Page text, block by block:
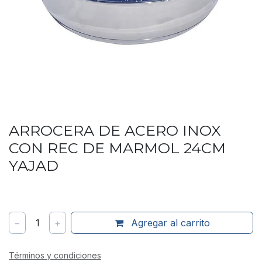
ARROCERA DE ACERO INOX
CON REC DE MARMOL 24CM
YAJAD
− 1 + Agregar al carrito
Términos y condiciones